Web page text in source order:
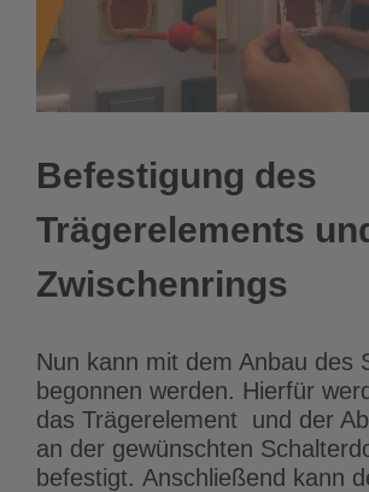
Befestigung des
Trägerelements
Zwischenrings
Nun kann mit dem Anbau des
begonnen werden. Hierfür
das Trägerelement und der
an der gewünschten
befestigt. Anschließend kann